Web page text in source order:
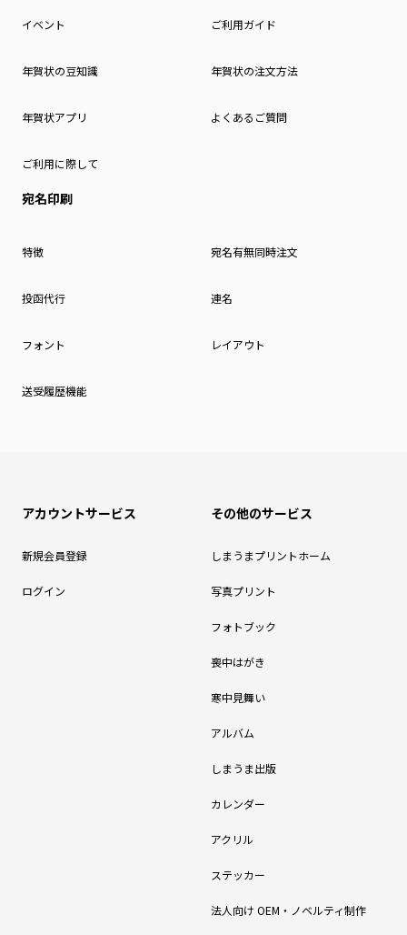
イベント ご利用ガイド
年賀状の豆知識 年賀状の注文方法
年賀状アプリ よくあるご質問
ご利用に際して
宛名印刷
特徴 宛名有無同時注文
投函代行 連名
フォント レイアウト
送受履歴機能
アカウントサービス
新規会員登録
ログイン
その他のサービス
しまうまプリントホーム
写真プリント
フォトブック
喪中はがき
寒中見舞い
アルバム
しまうま出版
カレンダー
アクリル
ステッカー
法人向け OEM・ノベルティ制作